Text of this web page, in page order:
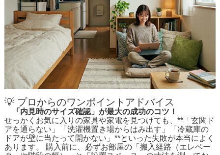
💡 プロからのワンポイントアドバイス
「内見時のサイズ確認」が最大の成功のコツ！
せっかくお気に入りの家具や家電を見つけても、**「玄関ド
アを通らない」「洗濯機置き場からはみ出す」「冷蔵庫の
ドアが壁に当たって開かない」**といった失敗が本当によく
あります。 購入前に、必ずお部屋の「搬入経路（エレベー